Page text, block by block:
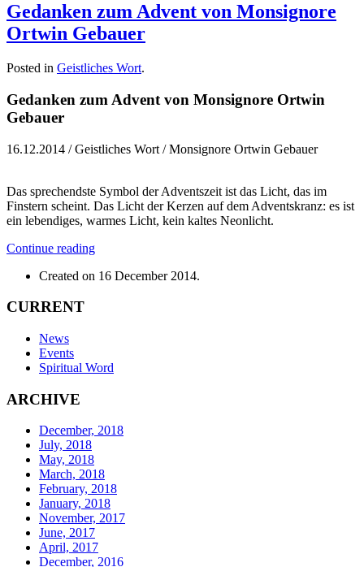
Gedanken zum Advent von Monsignore
Ortwin Gebauer
Posted in Geistliches Wort.
Gedanken zum Advent von Monsignore Ortwin
Gebauer
16.12.2014 / Geistliches Wort / Monsignore Ortwin Gebauer
Das sprechendste Symbol der Adventszeit ist das Licht, das im
Finstern scheint. Das Licht der Kerzen auf dem Adventskranz: es ist
ein lebendiges, warmes Licht, kein kaltes Neonlicht.
Continue reading
Created on 16 December 2014.
CURRENT
News
Events
Spiritual Word
ARCHIVE
December, 2018
July, 2018
May, 2018
March, 2018
February, 2018
January, 2018
November, 2017
June, 2017
April, 2017
December, 2016